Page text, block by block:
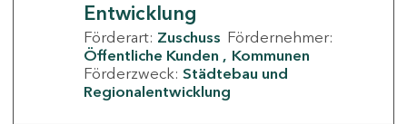
Entwicklung
Förderart: Zuschuss Fördernehmer:
Öffentliche Kunden
Kommunen
Förderzweck: Städtebau und
Regionalentwicklung